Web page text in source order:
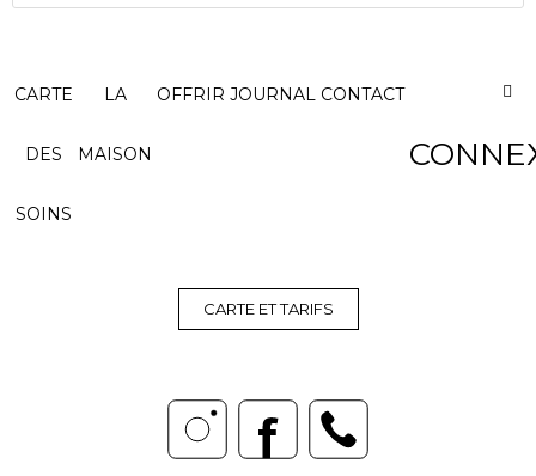
CARTE
DES
SOINS
LA
MAISON
OFFRIR JOURNAL CONTACT
CARTE ET TARIFS